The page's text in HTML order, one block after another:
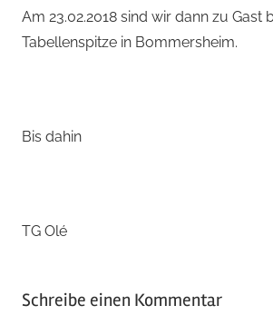
Am 23.02.2018 sind wir dann zu Gast
Tabellenspitze in Bommersheim.
Bis dahin
TG Olé
Schreibe einen Kommentar